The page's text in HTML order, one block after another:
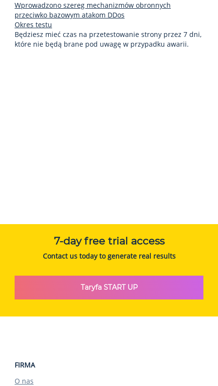
Wprowadzono szereg mechanizmów obronnych
przeciwko bazowym atakom DDos
Okres testu
Będziesz mieć czas na przetestowanie strony przez 7 dni,
które nie będą brane pod uwagę w przypadku awarii.
7-day free trial access
Contact us today to generate real results
Taryfa START UP
FIRMA
O nas